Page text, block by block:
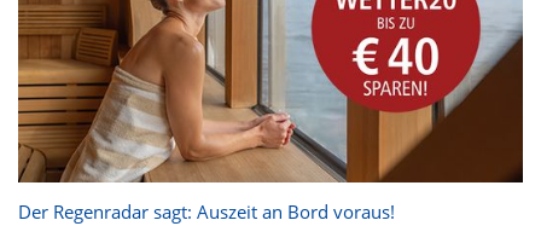
Der Regenradar sagt: Auszeit an Bord voraus!